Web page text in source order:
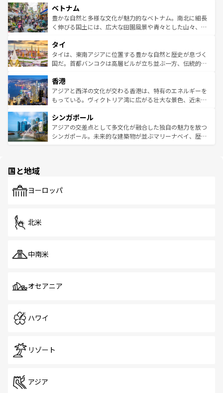
参照してほしい。
容にもいいと評判のスイーツなど、バラエティ豊かな料理
が味わえる。 なお、新着の台湾情報は コンテンツ一覧を参
照してほしい。
き、地方に足を延ばせば四季折々の自然美を楽しむことが
できる。そして、キムチや焼肉、絶品のストリートフード
まで、さまざまな韓国料理が待っている。夜には、韓国な
リティに包まれながら、韓国の多彩な魅力を心ゆくまで味
わってみてほしい。 なお、新着の韓国情報はコンテンツ一
覧を参照してほしい。
ベトナム
豊かな自然と多様な文化が魅力的なベトナム。南北に細長
く伸びる国土には、広大な田園風景や青々とした山々、世
急速な発展と共に伝統が息づく。ハノイの古い町並みやホ
ーチミン市のフランス統治時代の建物も、独特の雰囲気を
醸し出している。また、バラエティの豊かさとおいしさで
とつ。フォーやバインミー、ベトナムコーヒーなどは、ぜ
ひ現地で味わいたい。どの地域を訪れてもあたたかい人々
が旅行者を迎えてくれるので、きっと忘れられない旅にな
参照してほしい。
タイ
タイは、東南アジアに位置する豊かな自然と歴史が息づく
国だ。首都バンコクは高層ビルが立ち並ぶ一方、伝統的な
の活気が交差している。北部ではチェンマイなどの山岳地
帯で自然と触れ合い、南部ではプーケットやクラビの美し
いビーチでリゾート気分を楽しむことができる。タイ料理
激する。気候は一年中温暖で、どの季節にも異なる楽しみ
が待っている。親しみやすいタイの人々、仏教を中心とし
た文化、そして多様な観光資源が、訪れる旅人を魅了し続
香港
アジアと西洋の文化が交わる香港は、特有のエネルギーを
もっている。ヴィクトリア湾に広がる壮大な景色、近未来
み、どこを訪れても感動するはず。観光スポットが密集し
ており、効率よく見どころを回れるのも魅力。息をのむよ
うな絶景から文化的な体験まで、香港を存分に楽しみ尽く
シンガポール
アジアの交差点として多文化が融合した独自の魅力を放つ
シンガポール。未来的な建築物が並ぶマリーナベイ、歴史
で、ホーカーズは地元の風情を楽しめる外せないスポット
国と地域
ヨーロッパ
北米
中南米
オセアニア
ハワイ
リゾート
アジア